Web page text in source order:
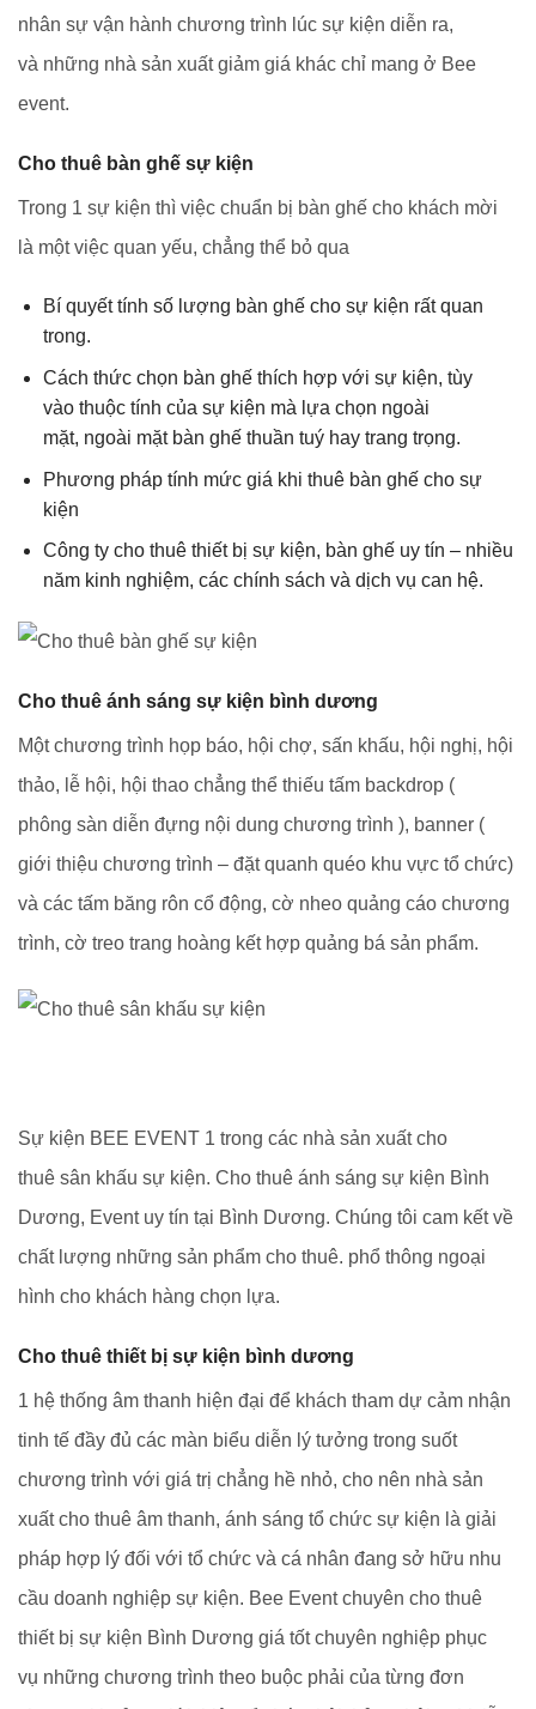
nhân sự vận hành chương trình lúc sự kiện diễn ra,
và những nhà sản xuất giảm giá khác chỉ mang ở Bee
event.
Cho thuê bàn ghế sự kiện
Trong 1 sự kiện thì việc chuẩn bị bàn ghế cho khách mời
là một việc quan yếu, chẳng thể bỏ qua
Bí quyết tính số lượng bàn ghế cho sự kiện rất quan
trong.
Cách thức chọn bàn ghế thích hợp với sự kiện, tùy
vào thuộc tính của sự kiện mà lựa chọn ngoài
mặt, ngoài mặt bàn ghế thuần tuý hay trang trọng.
Phương pháp tính mức giá khi thuê bàn ghế cho sự
kiện
Công ty cho thuê thiết bị sự kiện, bàn ghế uy tín – nhiều
năm kinh nghiệm, các chính sách và dịch vụ can hệ.
Cho thuê ánh sáng sự kiện bình dương
Một chương trình họp báo, hội chợ, sấn khấu, hội nghị, hội
thảo, lễ hội, hội thao chẳng thể thiếu tấm backdrop (
phông sàn diễn đựng nội dung chương trình ), banner (
giới thiệu chương trình – đặt quanh quéo khu vực tổ chức)
và các tấm băng rôn cổ động, cờ nheo quảng cáo chương
trình, cờ treo trang hoàng kết hợp quảng bá sản phẩm.
Sự kiện BEE EVENT 1 trong các nhà sản xuất cho
thuê sân khấu sự kiện. Cho thuê ánh sáng sự kiện Bình
Dương, Event uy tín tại Bình Dương. Chúng tôi cam kết về
chất lượng những sản phẩm cho thuê. phổ thông ngoại
hình cho khách hàng chọn lựa.
Cho thuê thiết bị sự kiện bình dương
1 hệ thống âm thanh hiện đại để khách tham dự cảm nhận
tinh tế đầy đủ các màn biểu diễn lý tưởng trong suốt
chương trình với giá trị chẳng hề nhỏ, cho nên nhà sản
xuất cho thuê âm thanh, ánh sáng tổ chức sự kiện là giải
pháp hợp lý đối với tổ chức và cá nhân đang sở hữu nhu
cầu doanh nghiệp sự kiện. Bee Event chuyên cho thuê
thiết bị sự kiện Bình Dương giá tốt chuyên nghiệp phục
vụ những chương trình theo buộc phải của từng đơn